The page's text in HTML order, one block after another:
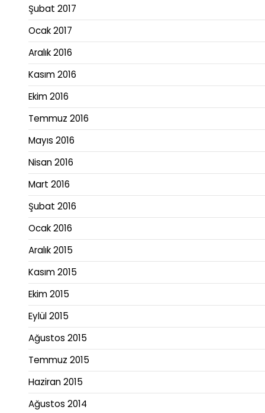
Şubat 2017
Ocak 2017
Aralık 2016
Kasım 2016
Ekim 2016
Temmuz 2016
Mayıs 2016
Nisan 2016
Mart 2016
Şubat 2016
Ocak 2016
Aralık 2015
Kasım 2015
Ekim 2015
Eylül 2015
Ağustos 2015
Temmuz 2015
Haziran 2015
Ağustos 2014